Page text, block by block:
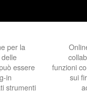
per la
essere
in
strumenti
funzioni
sui